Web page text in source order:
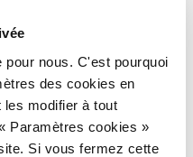
nous. C'est pourquoi
des cookies en
modifier à tout
Paramètres cookies »
Si vous fermez cette
de Compostelle,
Visit Pistoia